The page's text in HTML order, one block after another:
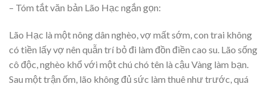
– Tóm tắt văn bản Lão Hạc ngắn gọn:
Lão Hạc là một nông dân nghèo, vợ mất sớm, con trai không
có tiền lấy vợ nên quẫn trí bỏ đi làm đồn điền cao su. Lão sống
cô độc, nghèo khổ với một chú chó tên là cậu Vàng làm bạn.
Sau một trận ốm, lão không đủ sức làm thuê như trước, quá